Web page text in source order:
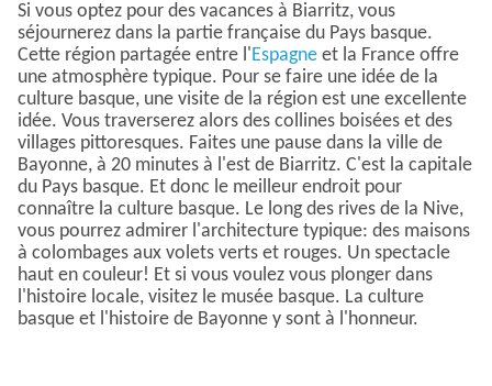
Si vous optez pour des vacances à Biarritz, vous
séjournerez dans la partie française du Pays basque.
Cette région partagée entre l'Espagne et la France offre
une atmosphère typique. Pour se faire une idée de la
culture basque, une visite de la région est une excellente
idée. Vous traverserez alors des collines boisées et des
villages pittoresques. Faites une pause dans la ville de
Bayonne, à 20 minutes à l'est de Biarritz. C'est la capitale
du Pays basque. Et donc le meilleur endroit pour
connaître la culture basque. Le long des rives de la Nive,
vous pourrez admirer l'architecture typique: des maisons
à colombages aux volets verts et rouges. Un spectacle
haut en couleur! Et si vous voulez vous plonger dans
l'histoire locale, visitez le musée basque. La culture
basque et l'histoire de Bayonne y sont à l'honneur.